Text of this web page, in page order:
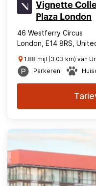
Vignette
Plaza London
46 Westferry Circus
London, E14 8RS,
1.88 mijl (3.03 km) van
Parkeren